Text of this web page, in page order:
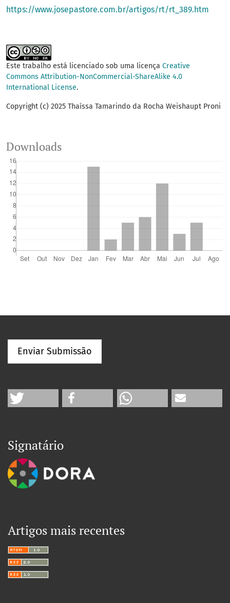
https://www.josepastore.com.br/artigos/rt/rt_389.htm
Este trabalho está licenciado sob uma licença Creative
Commons Attribution-NonCommercial-ShareAlike 4.0
International License.
Copyright (c) 2025 Thaíssa Tamarindo da Rocha Weishaupt Proni
Downloads
Enviar Submissão
Signatário
Artigos mais recentes